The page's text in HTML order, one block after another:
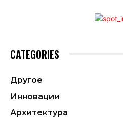
CATEGORIES
Другое
Инновации
Архитектура